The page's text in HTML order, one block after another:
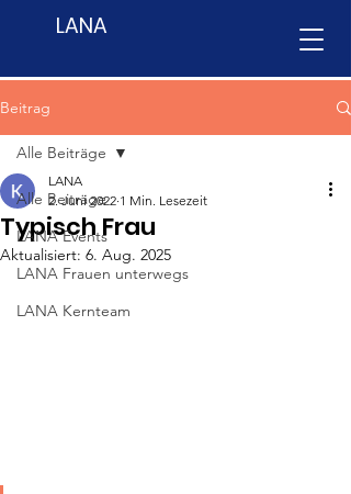
LANA
Beitrag
Alle Beiträge
LANA Events
LANA Frauen unterwegs
LANA Kernteam
Alle Beiträge
Typisch Frau
LANA
2. Juni 2022 1 Min. Lesezeit
Aktualisiert: 6. Aug. 2025